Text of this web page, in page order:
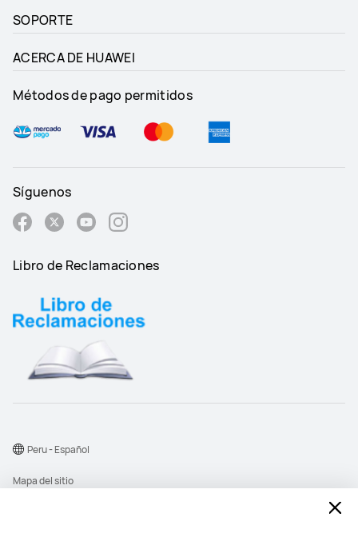
SOPORTE
ACERCA DE HUAWEI
Métodos de pago permitidos
Síguenos
Libro de Reclamaciones
Mapa del sitio
Peru - Español